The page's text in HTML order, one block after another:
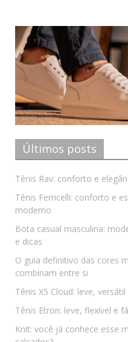
Últimos posts
Tênis Rav: conforto e
Tênis Ferricelli: conforto e
moderno
Bota casual masculina:
e dicas
O guia definitivo das cores
combinam entre si
Tênis X5 Cloud: leve,
Tênis Etron: leve, flexível e
Knit: você já conhece esse